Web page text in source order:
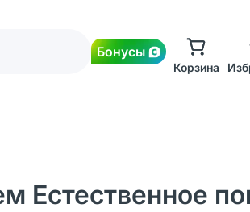
Бонусы
Корзина
Естественное